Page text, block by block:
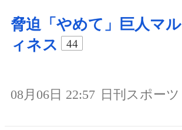
脅迫「やめて」巨人マ
ィネス
44
08月06日 22:57 日刊スポーツ